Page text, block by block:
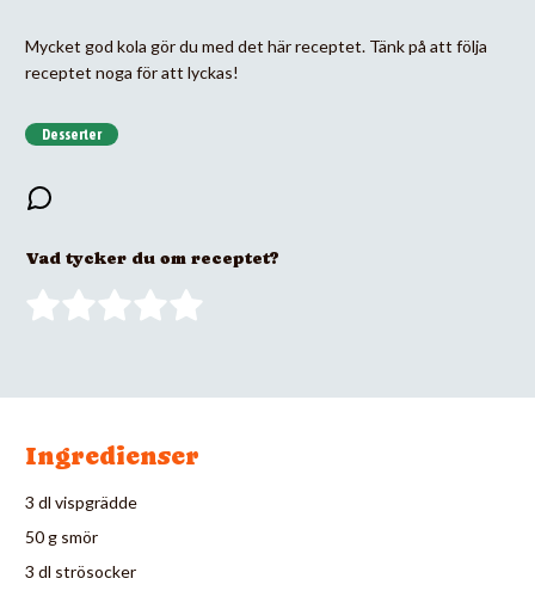
Mycket god kola gör du med det här receptet. Tänk på att följa
receptet noga för att lyckas!
Desserter
Vad tycker du om receptet?
Ingredienser
3 dl vispgrädde
50 g smör
3 dl strösocker